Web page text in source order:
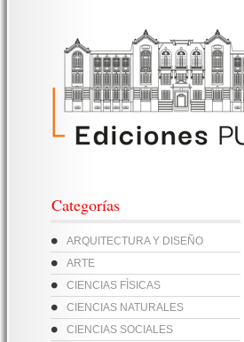
Categorías
ARQUITECTURA Y DISEÑO
ARTE
CIENCIAS FÌSICAS
CIENCIAS NATURALES
CIENCIAS SOCIALES